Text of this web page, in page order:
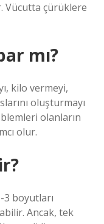
Vücutta çürüklere
mı?
kilo vermeyi,
oluşturmayı
olanların
olur.
3 boyutları
Ancak, tek